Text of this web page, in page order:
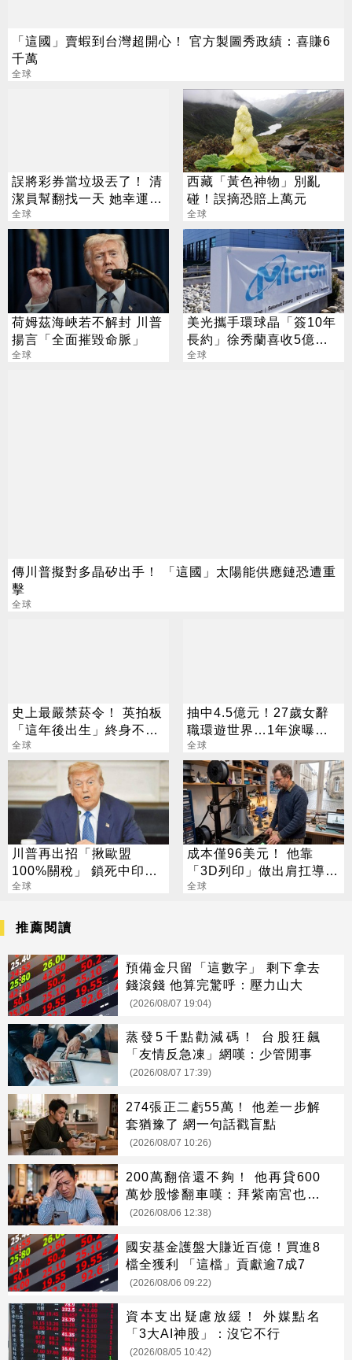
「這國」賣蝦到台灣超開心！ 官方製圖秀政績：喜賺6
千萬
全球
誤將彩券當垃圾丟了！ 清
潔員幫翻找一天 她幸運撿
回3700萬
全球
西藏「黃色神物」別亂
碰！誤摘恐賠上萬元
全球
荷姆茲海峽若不解封 川普
揚言「全面摧毀命脈」
全球
美光攜手環球晶「簽10年
長約」徐秀蘭喜收5億美
金大禮
全球
傳川普擬對多晶矽出手！ 「這國」太陽能供應鏈恐遭重
擊
全球
史上最嚴禁菸令！ 英拍板
「這年後出生」終身不得
買菸
全球
抽中4.5億元！27歲女辭
職環遊世界…1年淚曝現
況
全球
川普再出招「揪歐盟
100%關稅」 鎖死中印俄
石油貿易
全球
成本僅96美元！ 他靠
「3D列印」做出肩扛導引
飛彈 專家全嚇傻
全球
推薦閱讀
預備金只留「這數字」 剩下拿去
錢滾錢 他算完驚呼：壓力山大
(2026/08/07 19:04)
蒸發5千點勸減碼！ 台股狂飆
「友情反急凍」網嘆：少管閒事
(2026/08/07 17:39)
274張正二虧55萬！ 他差一步解
套猶豫了 網一句話戳盲點
(2026/08/07 10:26)
200萬翻倍還不夠！ 他再貸600
萬炒股慘翻車嘆：拜紫南宮也沒
用
(2026/08/06 12:38)
國安基金護盤大賺近百億！買進8
檔全獲利 「這檔」貢獻逾7成7
(2026/08/06 09:22)
資本支出疑慮放緩！ 外媒點名
「3大AI神股」：沒它不行
(2026/08/05 10:42)